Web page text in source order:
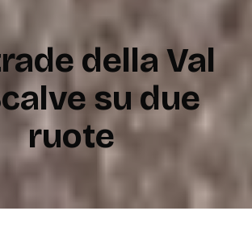
della Val
su due
ruote